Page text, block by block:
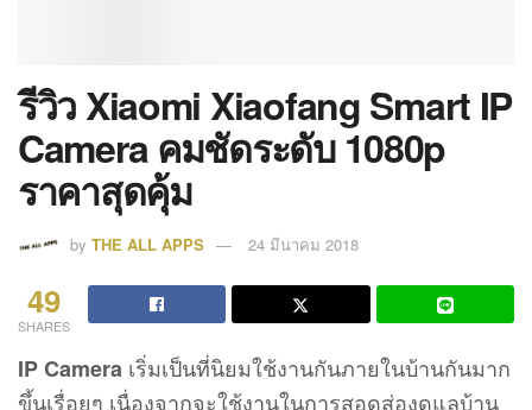
รีวิว Xiaomi Xiaofang Smart IP
Camera คมชัดระดับ 1080p
ราคาสุดคุ้ม
by THE ALL APPS 24 มีนาคม 2018
49
SHARES
IP Camera เริ่มเป็นที่นิยมใช้งานกันภายในบ้านกันมาก
ขึ้นเรื่อยๆ เนื่องจากจะใช้งานในการสอดส่องดูแลบ้าน